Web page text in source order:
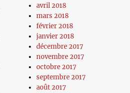
avril 2018
mars 2018
février 2018
janvier 2018
décembre 2017
novembre 2017
octobre 2017
septembre 2017
août 2017